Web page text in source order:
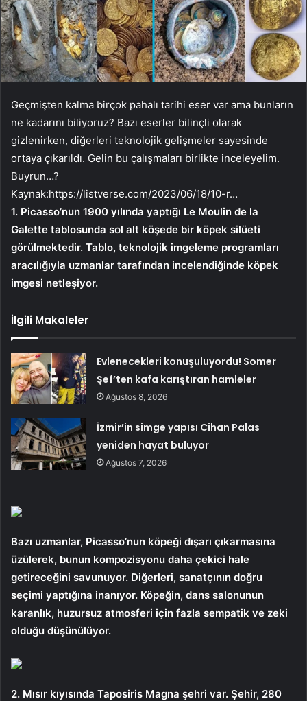
Geçmişten kalma birçok pahalı tarihi eser var ama bunların
ne kadarını biliyoruz? Bazı eserler bilinçli olarak
gizlenirken, diğerleri teknolojik gelişmeler sayesinde
ortaya çıkarıldı. Gelin bu çalışmaları birlikte inceleyelim.
Buyrun…?
Kaynak:https://listverse.com/2023/06/18/10-r…
1. Picasso’nun 1900 yılında yaptığı Le Moulin de la
Galette tablosunda sol alt köşede bir köpek silüeti
görülmektedir. Tablo, teknolojik imgeleme programları
aracılığıyla uzmanlar tarafından incelendiğinde köpek
imgesi netleşiyor.
İlgili Makaleler
Evlenecekleri konuşuluyordu! Somer
Şef’ten kafa karıştıran hamleler
Ağustos 8, 2026
İzmir’in simge yapısı Cihan Palas
yeniden hayat buluyor
Ağustos 7, 2026
Bazı uzmanlar, Picasso’nun köpeği dışarı çıkarmasına
üzülerek, bunun kompozisyonu daha çekici hale
getireceğini savunuyor. Diğerleri, sanatçının doğru
seçimi yaptığına inanıyor. Köpeğin, dans salonunun
karanlık, huzursuz atmosferi için fazla sempatik ve zeki
olduğu düşünülüyor.
2. Mısır kıyısında Taposiris Magna şehri var. Şehir, 280